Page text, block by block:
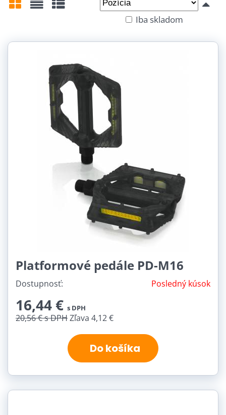
Priemer:
29" (1)
Iba skladom
Platformové pedále PD-M16
Dostupnosť: Posledný kúsok
16,44 € s DPH
20,56 €s DPHZľava 4,12 €
Do košíka